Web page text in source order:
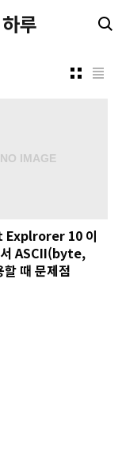
루
10 이
ASCII(byte,
때 문제점